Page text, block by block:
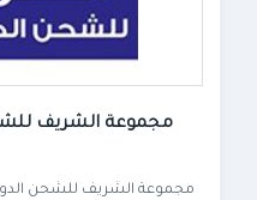
مجموعة الشريف
مجموعة الشريف للشحن